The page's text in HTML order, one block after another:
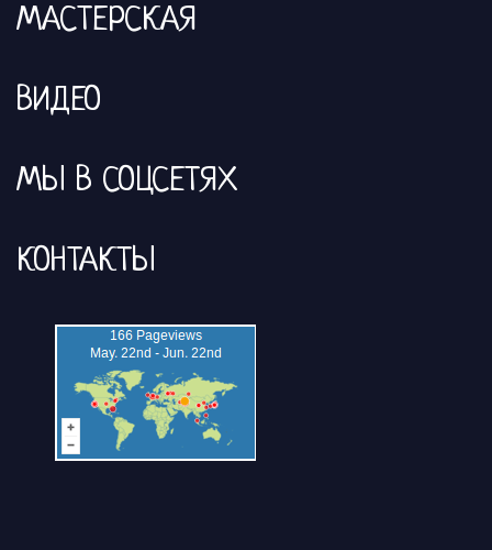
МАСТЕРСКАЯ
ВИДЕО
МЫ В СОЦСЕТЯХ
КОНТАКТЫ